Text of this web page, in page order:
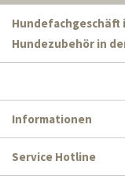
Hundefachgeschäft
Hundezubehör in
Informationen
Service Hotline